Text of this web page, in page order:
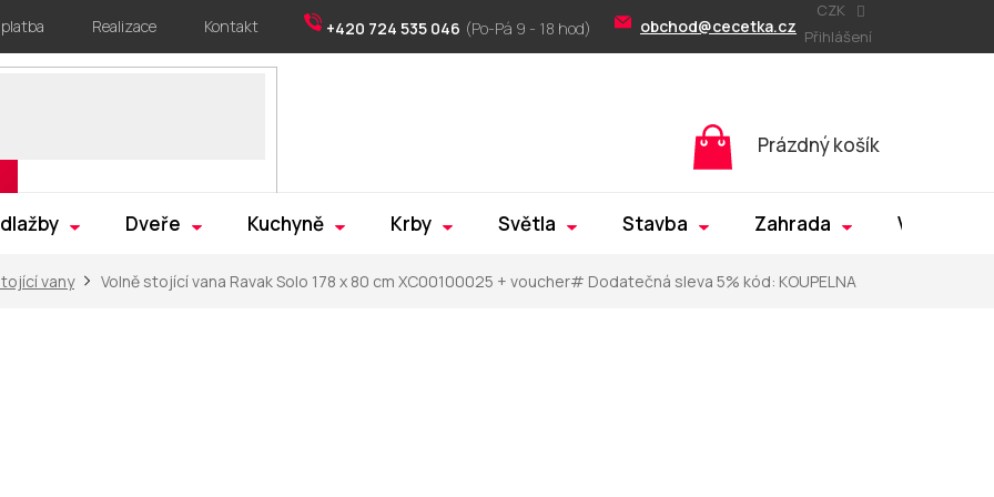
+420 724 535 046 obchod@cecetka.cz
Realizace Kontakt
CZK
Přihlášení
Nákupní
košík
Prázdný košík
Dveře Kuchyně Krby Světla Stavba Zahrada Výprodej
vany Volně stojící vana Ravak Solo 178 x 80 cm XC00100025 + voucher# Dodatečná sleva 5% kód: KOUPELNA